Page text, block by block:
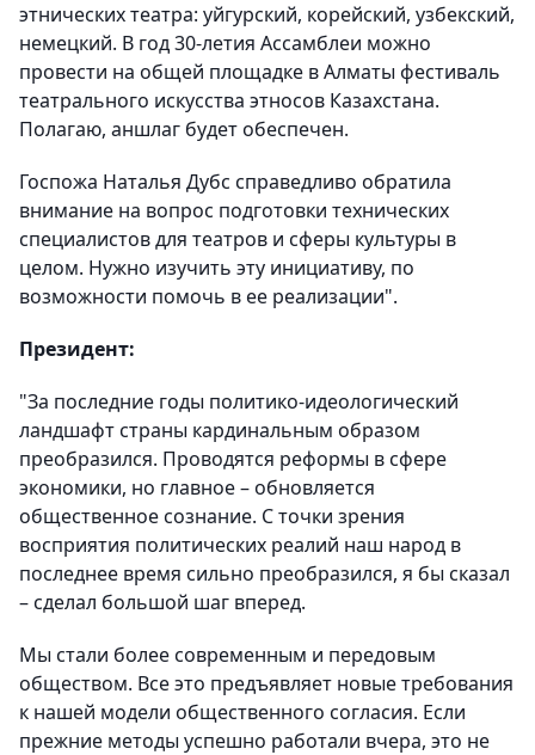
этнических театра: уйгурский, корейский, узбекский,
немецкий. В год 30-летия Ассамблеи можно
провести на общей площадке в Алматы фестиваль
театрального искусства этносов Казахстана.
Полагаю, аншлаг будет обеспечен.
Госпожа Наталья Дубс справедливо обратила
внимание на вопрос подготовки технических
специалистов для театров и сферы культуры в
целом. Нужно изучить эту инициативу, по
возможности помочь в ее реализации".
Президент:
"За последние годы политико-идеологический
ландшафт страны кардинальным образом
преобразился. Проводятся реформы в сфере
экономики, но главное – обновляется
общественное сознание. С точки зрения
восприятия политических реалий наш народ в
последнее время сильно преобразился, я бы сказал
– сделал большой шаг вперед.
Мы стали более современным и передовым
обществом. Все это предъявляет новые требования
к нашей модели общественного согласия. Если
прежние методы успешно работали вчера, это не